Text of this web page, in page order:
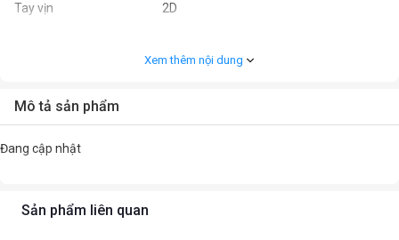
Tay vịn 2D
khí
Cơ chế
- Piston: Class 4
Xem thêm nội dung
Mô tả sản phẩm
Đang cập nhật
Sản phẩm liên quan